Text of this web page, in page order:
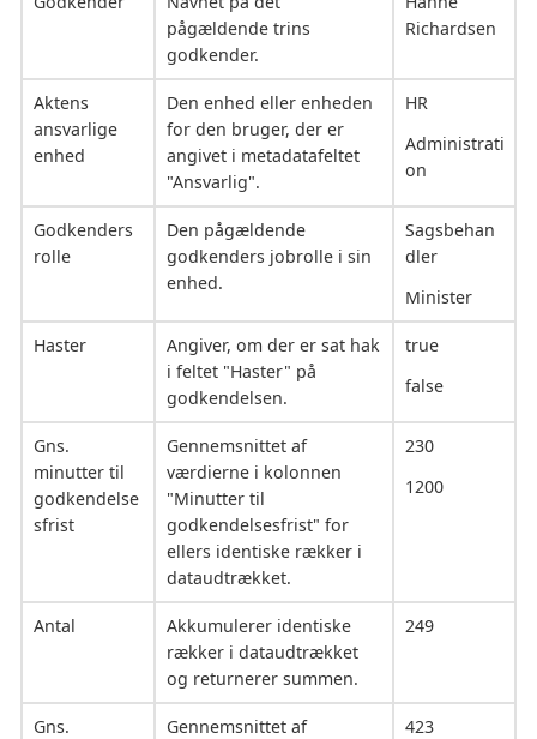
pågældende trins
godkender.
Richardsen
Aktens
ansvarlige
enhed
Den enhed eller enheden
for den bruger, der er
angivet i metadatafeltet
"Ansvarlig".
HR
Administrati
on
Godkenders
rolle
Den pågældende
godkenders jobrolle i sin
enhed.
Sagsbehan
dler
Minister
Haster
Angiver, om der er sat hak
i feltet "Haster" på
godkendelsen.
true
false
Gns.
minutter til
godkendelse
sfrist
Gennemsnittet af
værdierne i kolonnen
"Minutter til
godkendelsesfrist" for
ellers identiske rækker i
dataudtrækket.
230
1200
Antal
Akkumulerer identiske
rækker i dataudtrækket
og returnerer summen.
249
Gns.
Gennemsnittet af
423